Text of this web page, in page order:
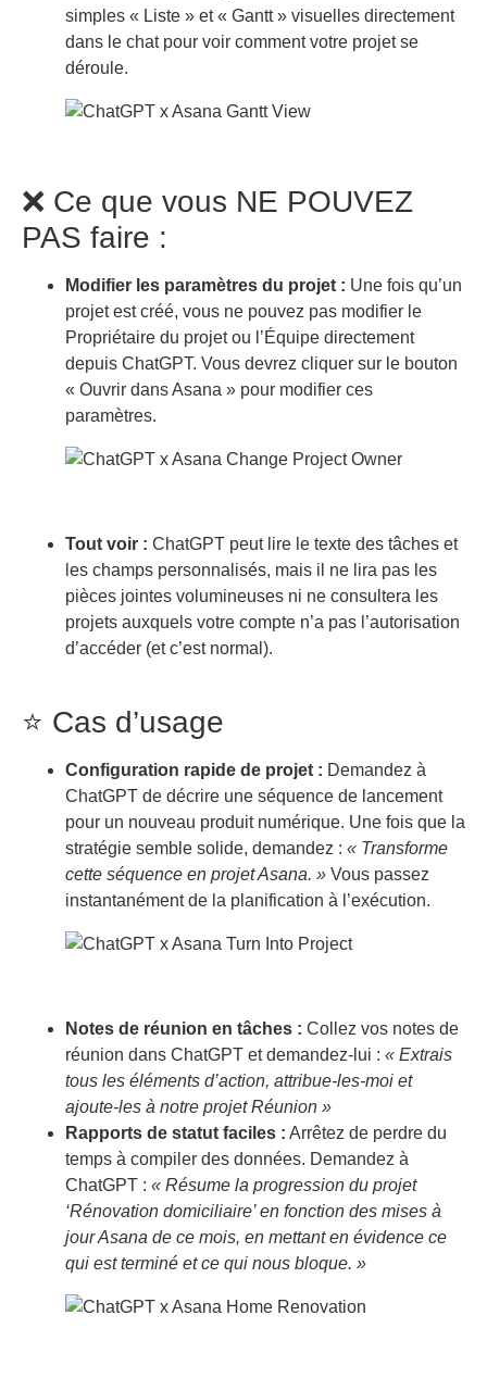
simples « Liste » et « Gantt » visuelles directement
dans le chat pour voir comment votre projet se
déroule.
❌ Ce que vous NE POUVEZ
PAS faire :
Modifier les paramètres du projet : Une fois qu’un
projet est créé, vous ne pouvez pas modifier le
Propriétaire du projet ou l’Équipe directement
depuis ChatGPT. Vous devrez cliquer sur le bouton
« Ouvrir dans Asana » pour modifier ces
paramètres.
Tout voir : ChatGPT peut lire le texte des tâches et
les champs personnalisés, mais il ne lira pas les
pièces jointes volumineuses ni ne consultera les
projets auxquels votre compte n’a pas l’autorisation
d’accéder (et c’est normal).
⭐ Cas d’usage
Configuration rapide de projet : Demandez à
ChatGPT de décrire une séquence de lancement
pour un nouveau produit numérique. Une fois que la
stratégie semble solide, demandez : « Transforme
cette séquence en projet Asana. » Vous passez
instantanément de la planification à l’exécution.
Notes de réunion en tâches : Collez vos notes de
réunion dans ChatGPT et demandez-lui : « Extrais
tous les éléments d’action, attribue-les-moi et
ajoute-les à notre projet Réunion »
Rapports de statut faciles : Arrêtez de perdre du
temps à compiler des données. Demandez à
ChatGPT : « Résume la progression du projet
‘Rénovation domiciliaire’ en fonction des mises à
jour Asana de ce mois, en mettant en évidence ce
qui est terminé et ce qui nous bloque. »